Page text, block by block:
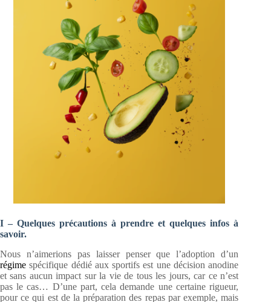
I – Quelques précautions à prendre et quelques infos à
savoir.
Nous n’aimerions pas laisser penser que l’adoption d’un
régime spécifique dédié aux sportifs est une décision anodine
et sans aucun impact sur la vie de tous les jours, car ce n’est
pas le cas… D’une part, cela demande une certaine rigueur,
pour ce qui est de la préparation des repas par exemple, mais